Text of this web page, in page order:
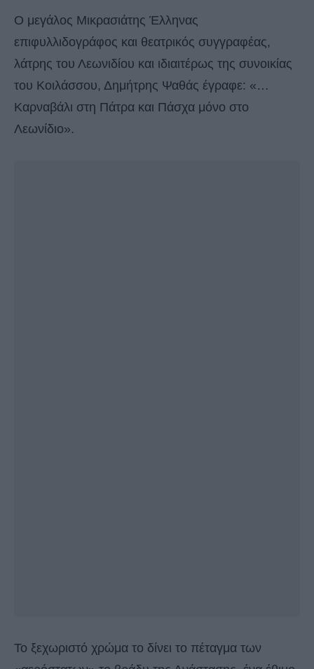
Ο μεγάλος Μικρασιάτης Έλληνας
επιφυλλιδογράφος και θεατρικός συγγραφέας,
λάτρης του Λεωνιδίου και ιδιαιτέρως της συνοικίας
του Κοιλάσσου, Δημήτρης Ψαθάς έγραφε: «…
Καρναβάλι στη Πάτρα και Πάσχα μόνο στο
Λεωνίδιο».
Το ξεχωριστό χρώμα το δίνει το πέταγμα των